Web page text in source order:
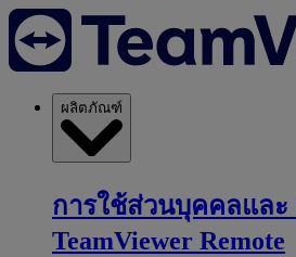
ผลิตภัณฑ์
การใช้ส่วนบุคคลและ
TeamViewer Remote